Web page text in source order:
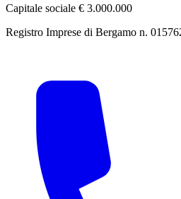
Capitale sociale € 3.000.000
Registro Imprese di Bergamo n.